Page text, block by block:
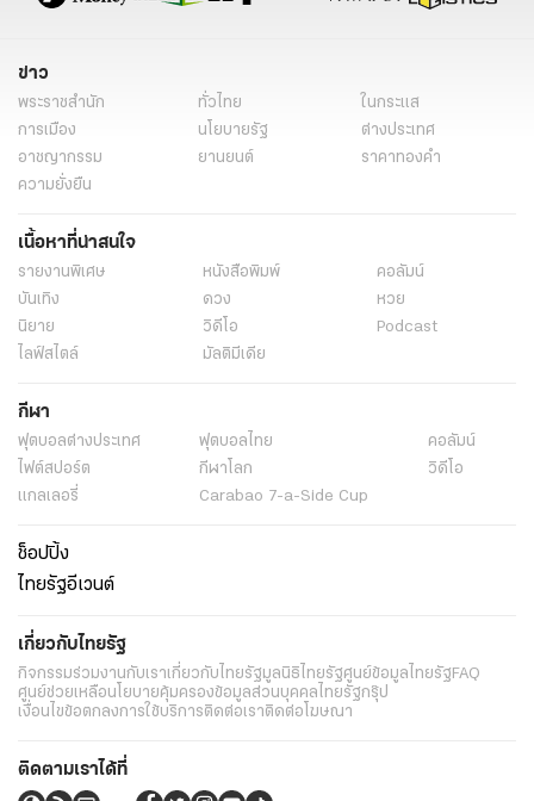
ข่าว
พระราชสำนัก ทั่วไทย
ในกระแส
การเมือง
นโยบายรัฐ
ต่างประเทศ
อาชญากรรม
ยานยนต์
ราคาทองคำ
ความยั่งยืน
เนื้อหาที่น่าสนใจ
รายงานพิเศษ หนังสือพิมพ์
คอลัมน์
บันเทิง
ดวง
หวย
นิยาย
วิดีโอ
Podcast
ไลฟ์สไตล์
มัลติมีเดีย
กีฬา
ฟุตบอลต่่างประเทศ ฟุตบอลไทย
คอลัมน์
ไฟต์สปอร์ต
กีฬาโลก
วิดีโอ
แกลเลอรี่
Carabao 7-a-Side Cup
ช็อปปิ้ง
ไทยรัฐอีเวนต์
เกี่ยวกับไทยรัฐ
กิจกรรมร่วมงานกับเราเกี่ยวกับไทยรัฐมูลนิธิไทยรัฐศูนย์ข้อมูลไทยรัฐFAQ
ศูนย์ช่วยเหลือนโยบายคุ้มครองข้อมูลส่วนบุคคลไทยรัฐกรุ๊ป
เงื่อนไขข้อตกลงการใช้บริการติดต่อเราติดต่อโฆษณา
ติดตามเราได้ที่